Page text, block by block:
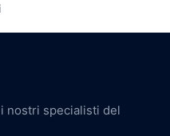
nostri specialisti del